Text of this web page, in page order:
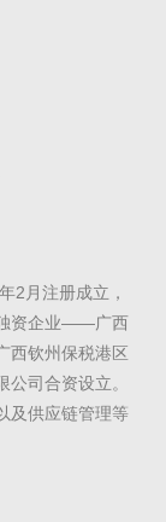
2月注册成立，
资企业——广西
西钦州保税港区
司合资设立。
及供应链管理等